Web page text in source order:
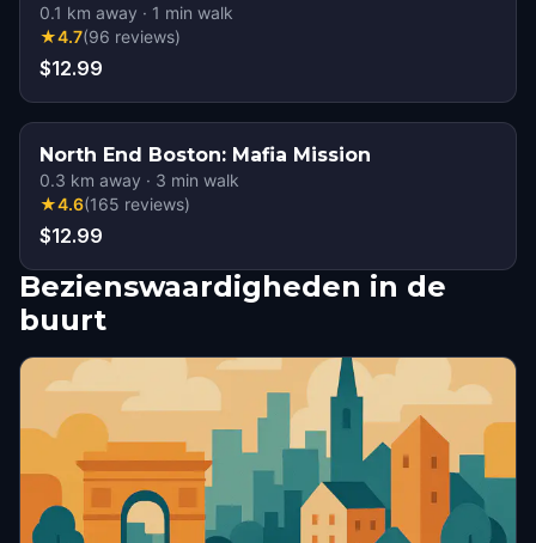
0.1 km away · 1 min walk
★4.7(96 reviews)
$12.99
North End Boston: Mafia Mission
0.3 km away · 3 min walk
★4.6(165 reviews)
$12.99
Bezienswaardigheden in de
buurt